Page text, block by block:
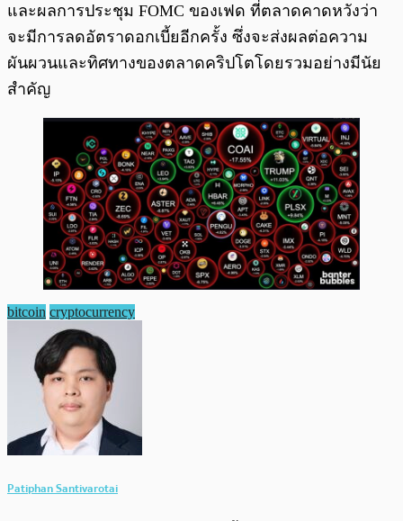
และผลการประชุม FOMC ของเฟด ที่ตลาดคาดหวังว่า
จะมีการลดอัตราดอกเบี้ยอีกครั้ง ซึ่งจะส่งผลต่อความ
ผันผวนและทิศทางของตลาดคริปโตโดยรวมอย่างมีนัย
สำคัญ
bitcoin cryptocurrency
Patiphan Santivarotai